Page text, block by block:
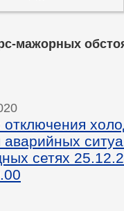
мажорных
аварийных
сетях